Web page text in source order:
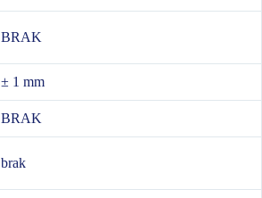
BRAK
± 1 mm
BRAK
brak